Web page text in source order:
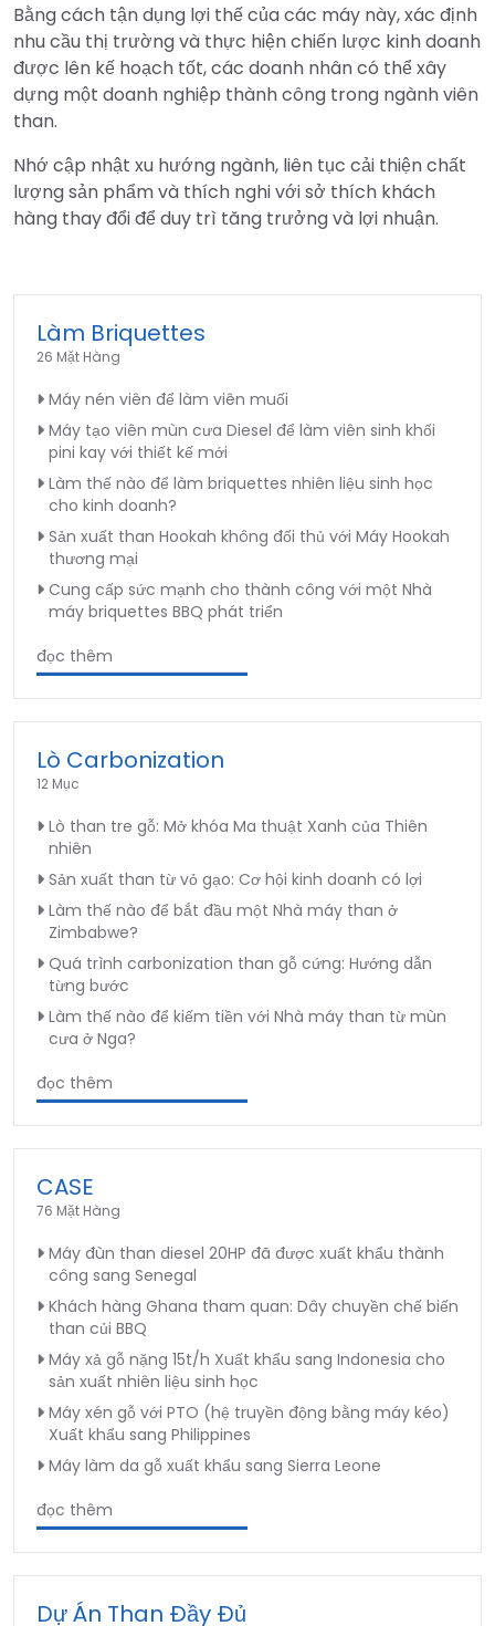
Bằng cách tận dụng lợi thế của các máy này, xác định
nhu cầu thị trường và thực hiện chiến lược kinh doanh
được lên kế hoạch tốt, các doanh nhân có thể xây
dựng một doanh nghiệp thành công trong ngành viên
than.
Nhớ cập nhật xu hướng ngành, liên tục cải thiện chất
lượng sản phẩm và thích nghi với sở thích khách
hàng thay đổi để duy trì tăng trưởng và lợi nhuận.
Làm Briquettes
26 Mặt Hàng
Máy nén viên để làm viên muối
Máy tạo viên mùn cưa Diesel để làm viên sinh khối
pini kay với thiết kế mới
Làm thế nào để làm briquettes nhiên liệu sinh học
cho kinh doanh?
Sản xuất than Hookah không đối thủ với Máy Hookah
thương mại
Cung cấp sức mạnh cho thành công với một Nhà
máy briquettes BBQ phát triển
đọc thêm
Lò Carbonization
12 Mục
Lò than tre gỗ: Mở khóa Ma thuật Xanh của Thiên
nhiên
Sản xuất than từ vỏ gạo: Cơ hội kinh doanh có lợi
Làm thế nào để bắt đầu một Nhà máy than ở
Zimbabwe?
Quá trình carbonization than gỗ cứng: Hướng dẫn
từng bước
Làm thế nào để kiếm tiền với Nhà máy than từ mùn
cưa ở Nga?
đọc thêm
CASE
76 Mặt Hàng
Máy đùn than diesel 20HP đã được xuất khẩu thành
công sang Senegal
Khách hàng Ghana tham quan: Dây chuyền chế biến
than củi BBQ
Máy xả gỗ nặng 15t/h Xuất khẩu sang Indonesia cho
sản xuất nhiên liệu sinh học
Máy xén gỗ với PTO (hệ truyền động bằng máy kéo)
Xuất khẩu sang Philippines
Máy làm da gỗ xuất khẩu sang Sierra Leone
đọc thêm
Dự Án Than Đầy Đủ